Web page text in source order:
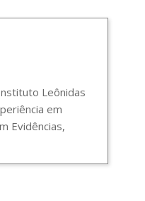
Leônidas
em
Evidências,